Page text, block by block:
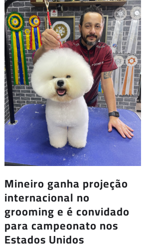
Mineiro ganha projeção
internacional no
grooming e é convidado
para campeonato nos
Estados Unidos